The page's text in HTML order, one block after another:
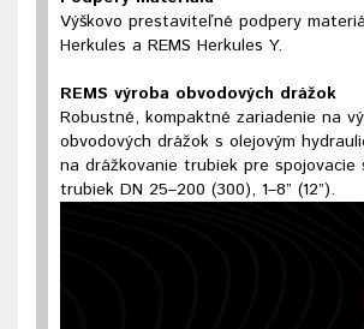
Výškovo prestaviteľné podpery
Herkules a REMS Herkules Y.
REMS výroba obvodových drážok
Robustné, kompaktné zariadenie na
obvodových drážok s olejovým
na drážkovanie trubiek pre spojovacie
trubiek DN 25–200 (300), 1–8” (12”).